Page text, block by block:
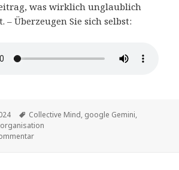
was wirklich unglaublich
– Überzeugen Sie sich selbst:
Tags
Collective Mind, google Gemini,
zu PodCast mittels notebookLM: